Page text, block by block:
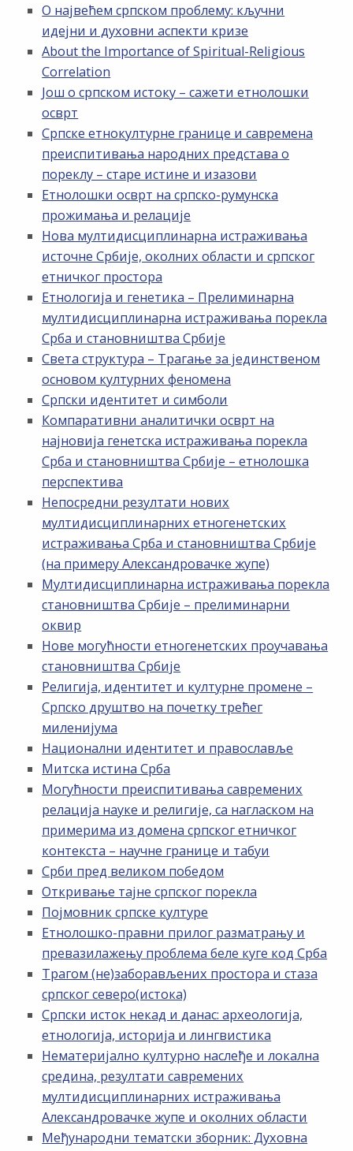
О највећем српском проблему: кључни
идејни и духовни аспекти кризе
About the Importance of Spiritual-Religious
Correlation
Још о српском истоку – сажети етнолошки
осврт
Српске етнокултурне границе и савремена
преиспитивања народних представа о
пореклу – старе истине и изазови
Етнолошки осврт на српско-румунска
прожимања и релације
Нова мултидисциплинарна истраживања
источне Србије, околних области и српског
етничког простора
Етнологија и генетика – Прелиминарна
мултидисциплинарна истраживања порекла
Срба и становништва Србије
Света структура – Трагање за јединственом
основом културних феномена
Српски идентитет и симболи
Компаративни аналитички осврт на
најновија генетска истраживања порекла
Срба и становништва Србије – етнолошка
перспектива
Непосредни резултати нових
мултидисциплинарних етногенетских
истраживања Срба и становништва Србије
(на примеру Александровачке жупе)
Мултидисциплинарна истраживања порекла
становништва Србије – прелиминарни
оквир
Нове могућности етногенетских проучавања
становништва Србије
Религија, идентитет и културне промене –
Српско друштво на почетку трећег
миленијума
Национални идентитет и православље
Митска истина Срба
Могућности преиспитивања савремених
релација науке и религије, са нагласком на
примерима из домена српског етничког
контекста – научне границе и табуи
Срби пред великом победом
Откривање тајне српског порекла
Појмовник српске културе
Етнолошко-правни прилог разматрању и
превазилажењу проблема беле куге код Срба
Трагом (не)заборављених простора и стаза
српског северо(истока)
Српски исток некад и данас: археологија,
етнологија, историја и лингвистика
Нематеријално културно наслеђе и локална
средина, резултати савремених
мултидисциплинарних истраживања
Александровачке жупе и околних области
Међународни тематски зборник: Духовна